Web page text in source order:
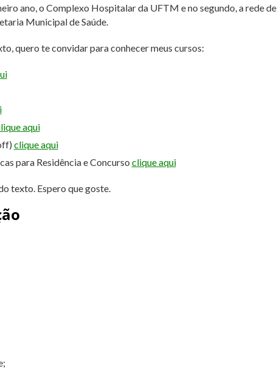
ano, o Complexo Hospitalar da UFTM e no segundo, a rede de
Municipal de Saúde.
quero te convidar para conhecer meus cursos:
aqui
clique aqui
para Residência e Concurso clique aqui
texto. Espero que goste.